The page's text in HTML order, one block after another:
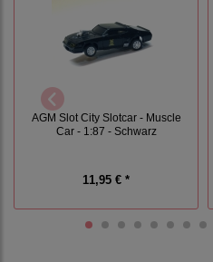
AGM Slot City Slotcar - Muscle
Car - 1:87 - Schwarz
11,95 € *